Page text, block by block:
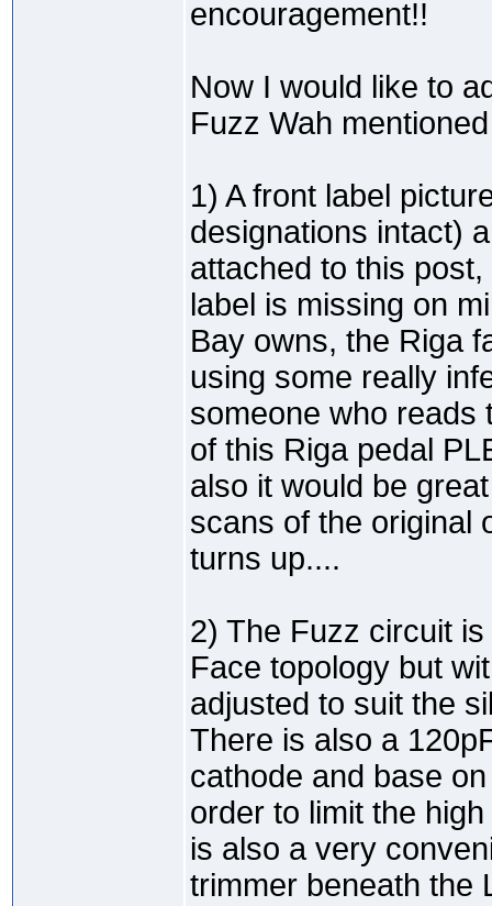
encouragement!!
Now I would like to
Fuzz Wah
1) A front label
designations intact)
attached to this
label is missing on
Bay owns, the Riga
using some really
someone who reads
of this Riga pedal
also it would be
scans of the original
turns up....
2) The Fuzz circuit
Face topology but
adjusted to suit the
There is also a
cathode and base
order to limit the
is also a very
trimmer beneath the